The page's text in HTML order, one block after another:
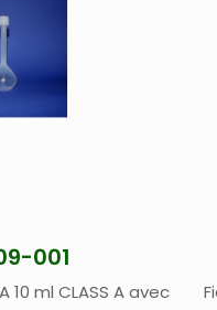
001
10 ml CLASS A avec